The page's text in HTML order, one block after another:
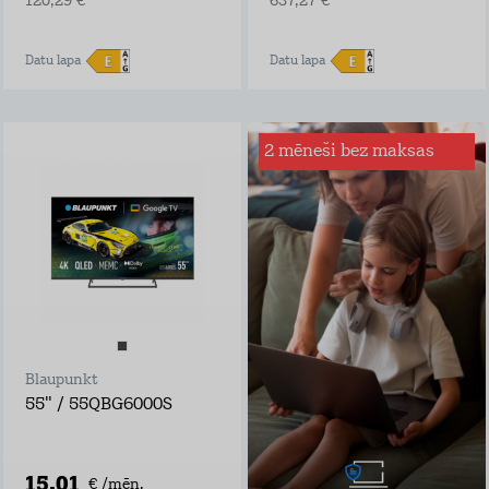
Datu lapa Datu lapa
Blaupunkt
55" / 55QBG6000S
15,01 € /mēn.
2 mēneši bez maksas
Interneta drošība
mājai
Sērfo internetā droši
– mēs būsim tava
digitālā glābšanas
veste!
Ar Interneta Drošību
būsi pasargāts no:
inficētām vietnēm
viltus veikaliem,
bankām un
personām, kuras
vēlas iegūt tavus
bankas datus
programmām, kas
mēģina iekļaut